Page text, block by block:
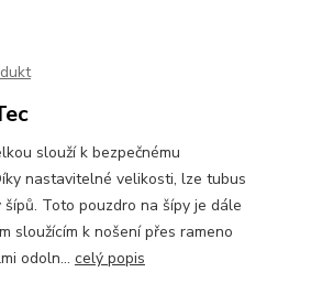
slouží k bezpečnému
nastavitelné velikosti, lze tubus
Toto pouzdro na šípy je dále
sloužícím k nošení přes rameno
odoln... celý popis